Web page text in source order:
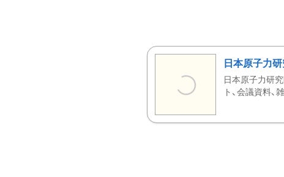
日本原子力
日本原子力研
ト、会議資料、